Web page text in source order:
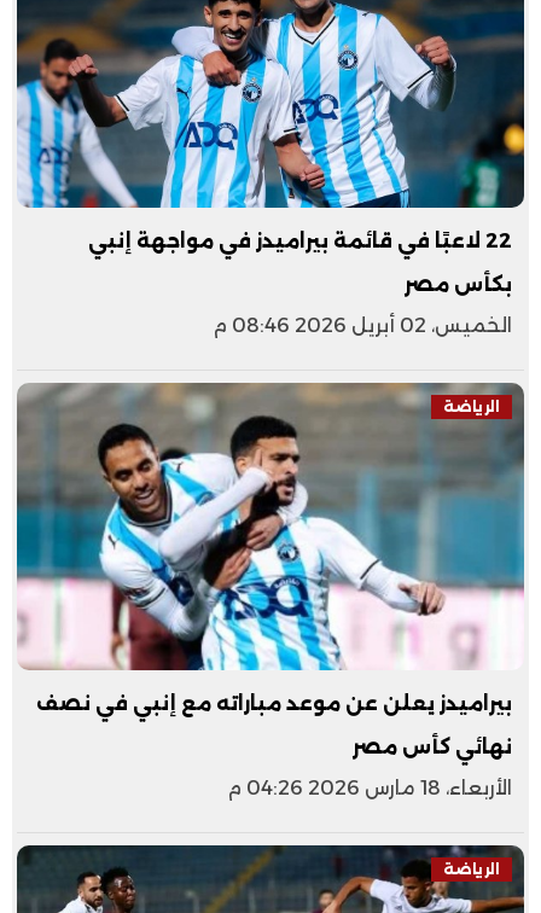
22 لاعبًا في قائمة بيراميدز في مواجهة إنبي
بكأس مصر
الخميس، 02 أبريل 2026 08:46 م
الرياضة
بيراميدز يعلن عن موعد مباراته مع إنبي في نصف
نهائي كأس مصر
الأربعاء، 18 مارس 2026 04:26 م
الرياضة